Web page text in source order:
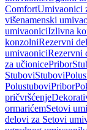
ComfortUmivaonici
višenamenski
umivaoniciIzlivna
konzolniRezervni
umivaoniciRezervni
za učionicePribor
StuboviStubovi
PolustuboviPribor
pričvršćenje
ormarićemSetovi
delovi za Setovi